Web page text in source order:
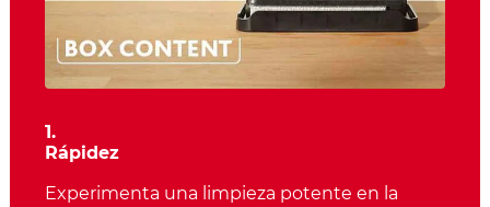
1.
Rápidez
Experimenta una limpieza potente en la